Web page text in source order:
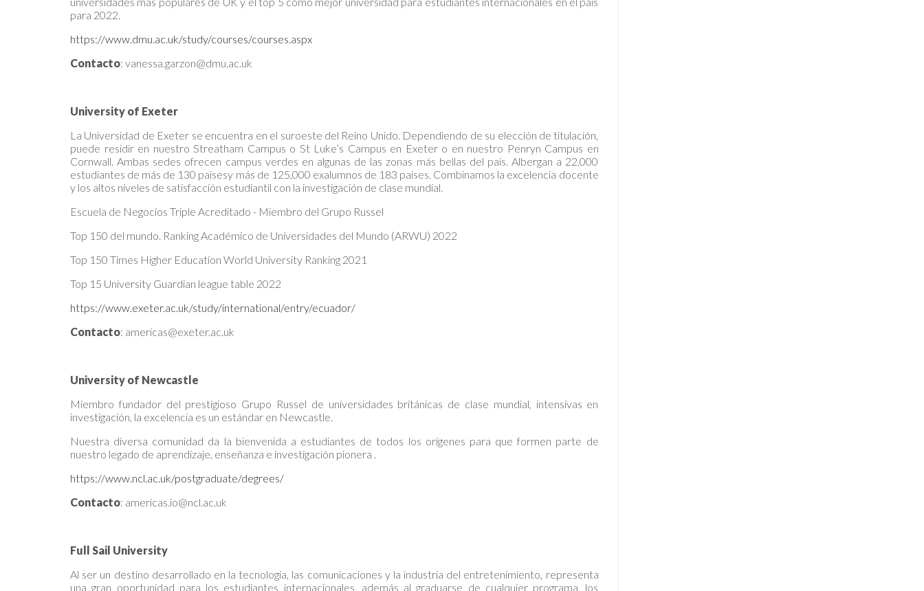
para 2022.
https://www.dmu.ac.uk/study/courses/courses.aspx
Contacto: vanessa.garzon@dmu.ac.uk
University of Exeter
La Universidad de Exeter se encuentra en el suroeste del Reino Unido. Dependiendo de su elección de titulación,
puede residir en nuestro Streatham Campus o St Luke’s Campus en Exeter o en nuestro Penryn Campus en
Cornwall. Ambas sedes ofrecen campus verdes en algunas de las zonas más bellas del país. Albergan a 22,000
estudiantes de más de 130 paísesy más de 125,000 exalumnos de 183 países. Combinamos la excelencia docente
y los altos niveles de satisfacción estudiantil con la investigación de clase mundial.
Escuela de Negocios Triple Acreditado - Miembro del Grupo Russel
Top 150 del mundo. Ranking Académico de Universidades del Mundo (ARWU) 2022
Top 150 Times Higher Education World University Ranking 2021
Top 15 University Guardian league table 2022
https://www.exeter.ac.uk/study/international/entry/ecuador/
Contacto: americas@exeter.ac.uk
University of Newcastle
Miembro fundador del prestigioso Grupo Russel de universidades británicas de clase mundial, intensivas en
investigación, la excelencia es un estándar en Newcastle.
Nuestra diversa comunidad da la bienvenida a estudiantes de todos los orígenes para que formen parte de
nuestro legado de aprendizaje, enseñanza e investigación pionera .
https://www.ncl.ac.uk/postgraduate/degrees/
Contacto: americas.io@ncl.ac.uk
Full Sail University
Al ser un destino desarrollado en la tecnología, las comunicaciones y la industria del entretenimiento, representa
una gran oportunidad para los estudiantes internacionales, además al graduarse de cualquier programa, los